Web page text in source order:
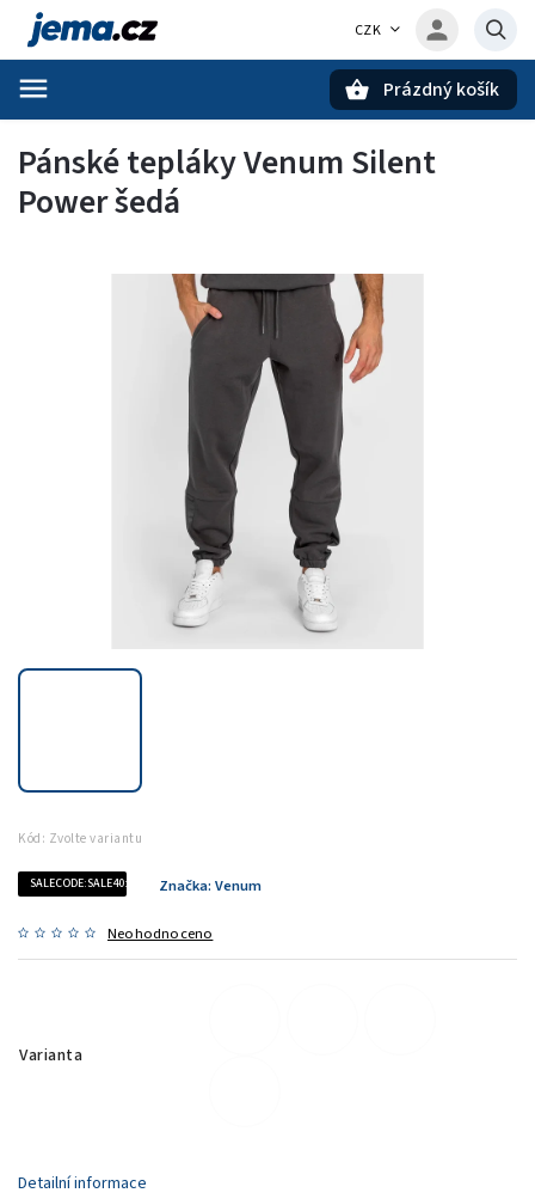
CZK
Prázdný košík
Pánské tepláky Venum Silent
Power šedá
Kód: Zvolte variantu
SALECODE:SALE40:40:%
Neohodnoceno
Značka: Venum
Varianta
Detailní informace